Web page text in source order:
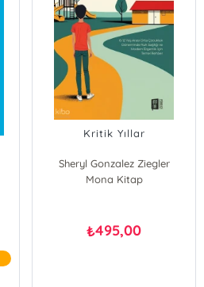
Kritik Yıllar
Sheryl Gonzalez Ziegler
Mona Kitap
₺495,00